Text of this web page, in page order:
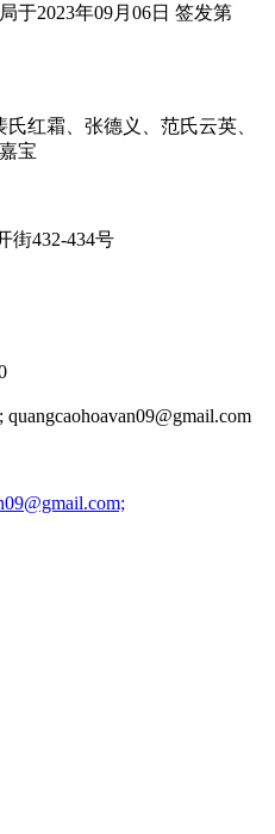
于2023年09月06日 签发第
红霜、张德义、范氏云英、
宝
街432-434号
quangcaohoavan09@gmail.com